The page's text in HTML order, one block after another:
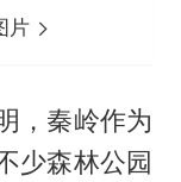
片
，秦岭作为
少森林公园